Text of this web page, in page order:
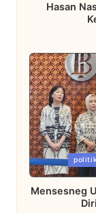
Hasan
Posted
in
Mensesneg